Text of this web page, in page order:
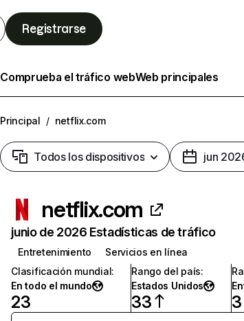
Registrarse
Comprueba el tráfico webWeb principales
Principal / netflix.com
Todos los dispositivos jun
netflix.com
junio de 2026 Estadísticas de tráfico
Entretenimiento
Servicios en línea
Clasificación mundial:
En todo el mundo
23
Rango del país:
Estados Unidos
33 3